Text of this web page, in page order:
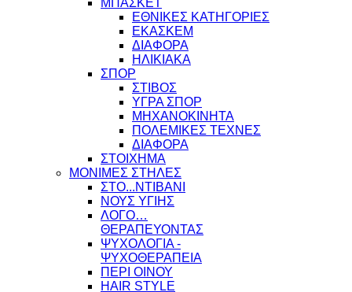
ΜΠΑΣΚΕΤ
ΕΘΝΙΚΕΣ ΚΑΤΗΓΟΡΙΕΣ
ΕΚΑΣΚΕΜ
ΔΙΑΦΟΡΑ
ΗΛΙΚΙΑΚΑ
ΣΠΟΡ
ΣΤΙΒΟΣ
ΥΓΡΑ ΣΠΟΡ
ΜΗΧΑΝΟΚΙΝΗΤΑ
ΠΟΛΕΜΙΚΕΣ ΤΕΧΝΕΣ
ΔΙΑΦΟΡΑ
ΣΤΟΙΧΗΜΑ
ΜΟΝΙΜΕΣ ΣΤΗΛΕΣ
ΣΤΟ...ΝΤΙΒΑΝΙ
ΝΟΥΣ ΥΓΙΗΣ
ΛΟΓΟ…
ΘΕΡΑΠΕΥΟΝΤΑΣ
ΨΥΧΟΛΟΓΙΑ -
ΨΥΧΟΘΕΡΑΠΕΙΑ
ΠΕΡΙ ΟΙΝΟΥ
HAIR STYLE